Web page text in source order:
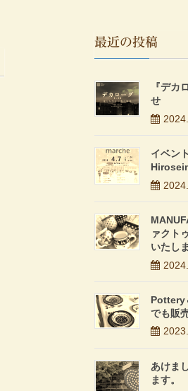
最近の投稿
『デカ
せ
イベン
ァクト
いたし
Pottery
でも販
あけま
ます。